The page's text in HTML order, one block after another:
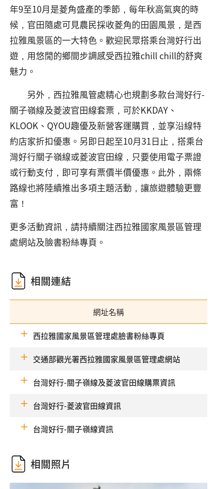
年9至10月是菱角盛產的季節，每年秋高氣爽的時
候，官田隨處可見農民採收菱角的田園風景，是西
拉雅風景區的一大特色。歡迎民眾搭乘台灣好行出
遊，用悠閒的鄉間步調感受西拉雅chill chill的舒爽
魅力。
另外，西拉雅風管處精心也規劃多款台灣好行-
關子嶺線及菱波官田線套票，可於KKDAY、
KLOOK、QYOU趣優及新營客運購買，並享沿線特
約店家折扣優惠。另即日起至10月31日止，搭乘台
灣好行關子嶺線或菱波官田線，只要使用電子票證
或行動支付，即可享有票價半價優惠。此外，兩條
路線也將陸續推出多項主題活動，讓旅遊體驗更豐
富！
更多活動資訊，請持續關注西拉雅國家風景區管理
處網站及臉書粉絲專頁。
相關連結
網址名稱
西拉雅國家風景區管理處臉書粉絲專頁
交通部觀光署西拉雅國家風景區管理處網站
台灣好行-關子嶺線及菱波官田線購票資訊
台灣好行-菱波官田線資訊
台灣好行-關子嶺線資訊
相關照片